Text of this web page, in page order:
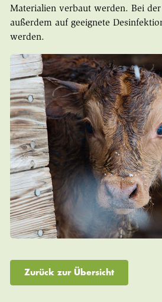
Materialien verbaut werden. Bei der
außerdem auf geeignete
werden.
Zurück zur Übersicht